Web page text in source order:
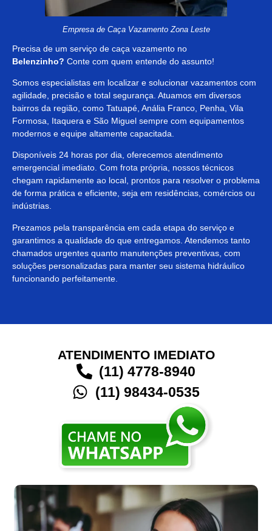
Empresa de Caça Vazamento Zona Leste
Precisa de um serviço de caça vazamento no
Belenzinho? Conte com quem entende do assunto!
Somos especialistas em localizar e solucionar vazamentos com
agilidade, precisão e total segurança. Atuamos em diversos
bairros da região, como Tatuapé, Anália Franco, Penha, Vila
Formosa, Itaquera e São Miguel sempre com equipamentos
modernos e equipe altamente capacitada.
Disponíveis 24 horas por dia, oferecemos atendimento
emergencial imediato. Com frota própria, nossos técnicos
chegam rapidamente ao local, prontos para resolver o problema
de forma prática e eficiente, seja em residências, comércios ou
indústrias.
Prezamos pela transparência em cada etapa do serviço e
garantimos a qualidade do que entregamos. Atendemos tanto
chamados urgentes quanto manutenções preventivas, com
soluções personalizadas para manter seu sistema hidráulico
funcionando perfeitamente.
ATENDIMENTO IMEDIATO
(11) 4778-8940
(11) 98434-0535